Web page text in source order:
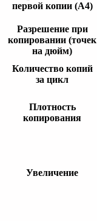
первой копии (A4)
Разрешение при
копировании (точек
на дюйм)
Количество копий
за цикл
Плотность
копирования
Увеличение